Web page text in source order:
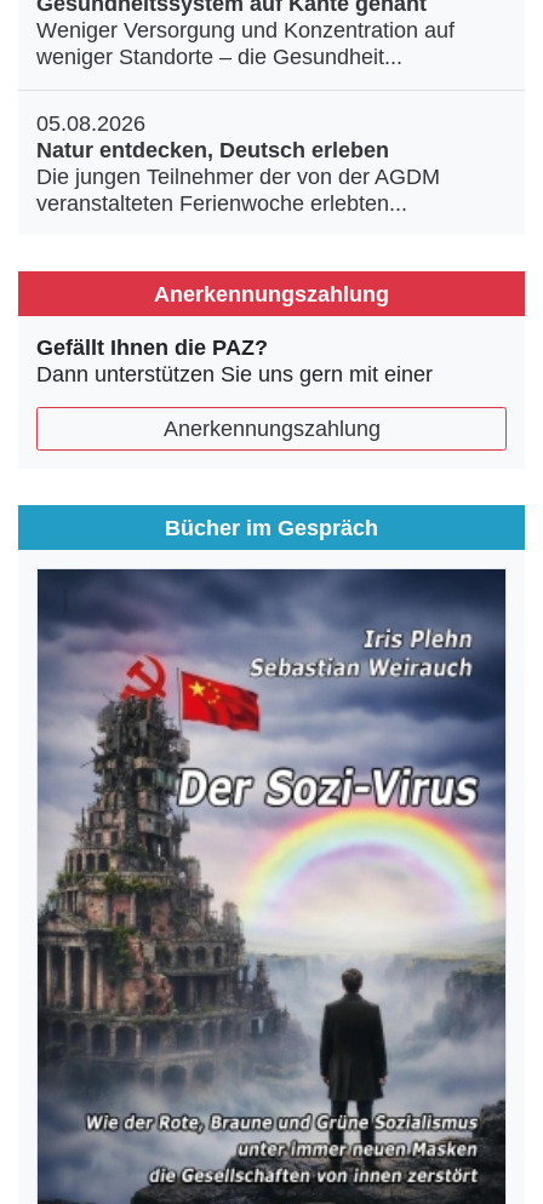
Weniger Versorgung und Konzentration auf
weniger Standorte – die Gesundheit...
05.08.2026
Natur entdecken, Deutsch erleben
Die jungen Teilnehmer der von der AGDM
veranstalteten Ferienwoche erlebten...
Anerkennungszahlung
Gefällt Ihnen die PAZ?
Dann unterstützen Sie uns gern mit einer
Anerkennungszahlung
Bücher im Gespräch